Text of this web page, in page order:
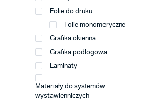
Folie do druku
Folie monomeryczne
Grafika okienna
Grafika podłogowa
Laminaty
Materiały do systemów
wystawienniczych